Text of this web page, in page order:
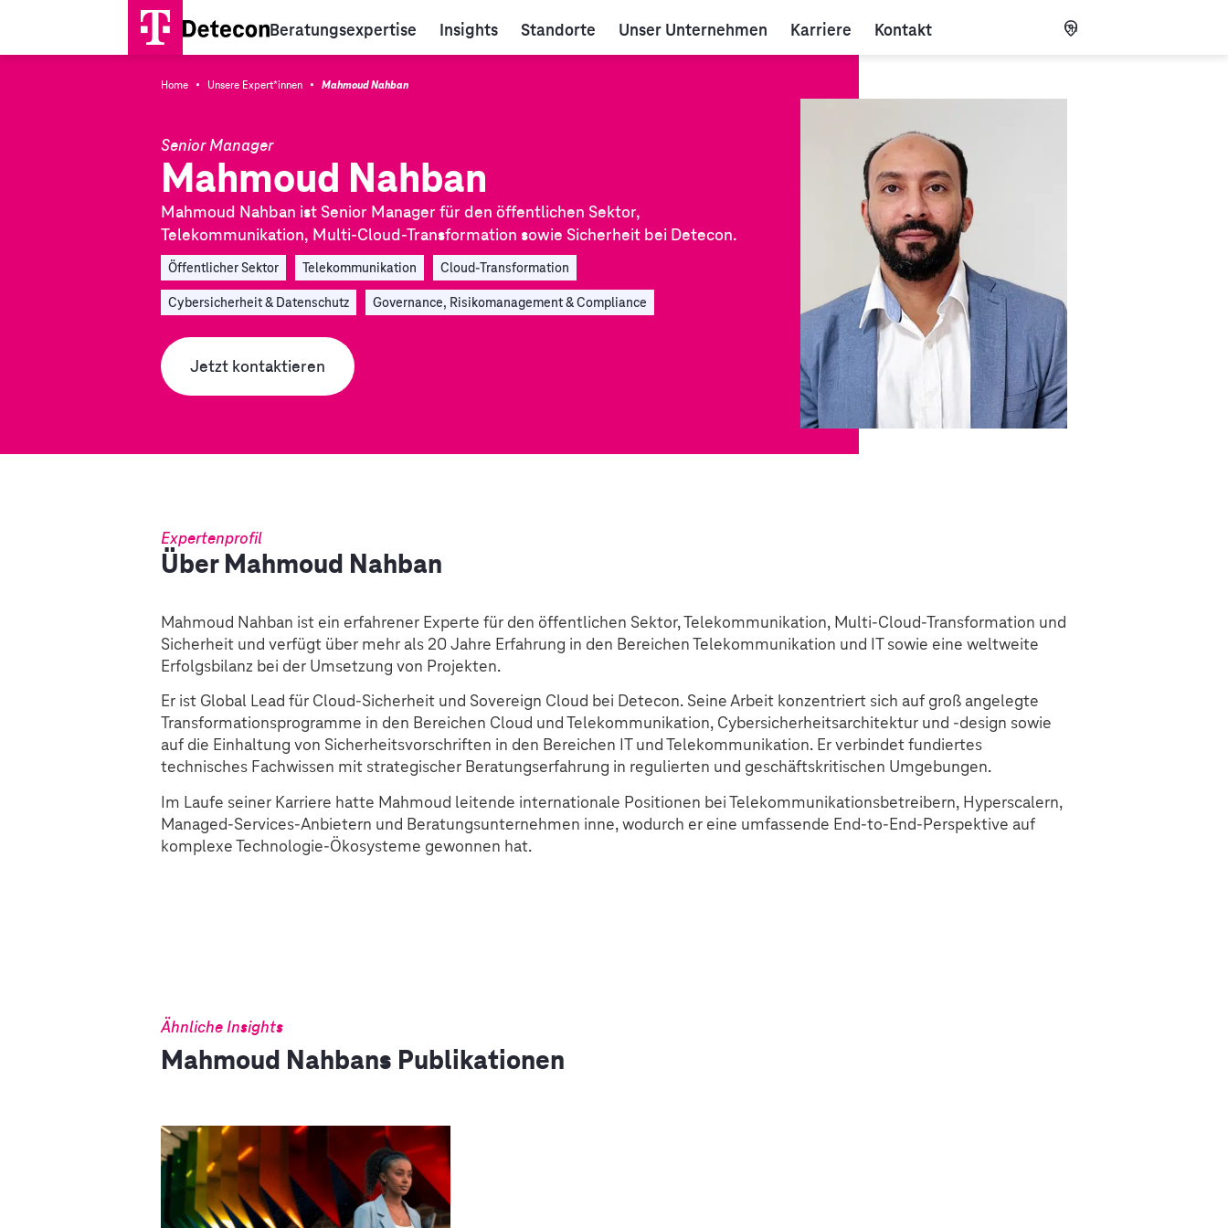
Beratungsexpertise Insights Standorte Unser Unternehmen Karriere Kontakt CH
Home · Unsere Expert*innen · Mahmoud Nahban
Senior Manager
Mahmoud Nahban
Mahmoud Nahban ist Senior Manager für den öffentlichen Sektor,
Telekommunikation, Multi-Cloud-Transformation sowie Sicherheit bei Detecon.
Öffentlicher Sektor Telekommunikation Cloud-Transformation
Cybersicherheit & Datenschutz Governance, Risikomanagement & Compliance
Jetzt kontaktieren
Expertenprofil
Über Mahmoud Nahban
Mahmoud Nahban ist ein erfahrener Experte für den öffentlichen Sektor, Telekommunikation, Multi-Cloud-Transformation und
Sicherheit und verfügt über mehr als 20 Jahre Erfahrung in den Bereichen Telekommunikation und IT sowie eine weltweite
Erfolgsbilanz bei der Umsetzung von Projekten.
Er ist Global Lead für Cloud-Sicherheit und Sovereign Cloud bei Detecon. Seine Arbeit konzentriert sich auf groß angelegte
Transformationsprogramme in den Bereichen Cloud und Telekommunikation, Cybersicherheitsarchitektur und -design sowie
auf die Einhaltung von Sicherheitsvorschriften in den Bereichen IT und Telekommunikation. Er verbindet fundiertes
technisches Fachwissen mit strategischer Beratungserfahrung in regulierten und geschäftskritischen Umgebungen.
Im Laufe seiner Karriere hatte Mahmoud leitende internationale Positionen bei Telekommunikationsbetreibern, Hyperscalern,
Managed-Services-Anbietern und Beratungsunternehmen inne, wodurch er eine umfassende End-to-End-Perspektive auf
komplexe Technologie-Ökosysteme gewonnen hat.
Ähnliche Insights
Mahmoud Nahbans Publikationen